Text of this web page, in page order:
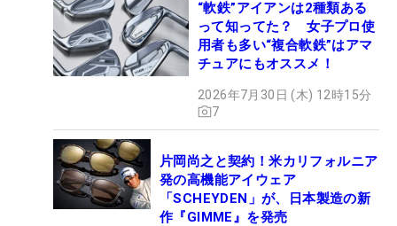
“軟鉄”アイアンは2種類ある
って知ってた？ 女子プロ使
用者も多い“複合軟鉄”はアマ
チュアにもオススメ！
2026年7月30日 (木) 12時15分
7
片岡尚之と契約！米カリフォルニア
発の高機能アイウェア
「SCHEYDEN」が、日本製造の新
作『GIMME』を発売